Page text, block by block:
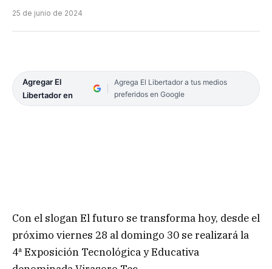
25 de junio de 2024
Agregar El
Libertador en
Agrega El Libertador a tus medios
preferidos en Google
Con el slogan El futuro se transforma hoy, desde el
próximo viernes 28 al domingo 30 se realizará la
4ª Exposición Tecnológica y Educativa